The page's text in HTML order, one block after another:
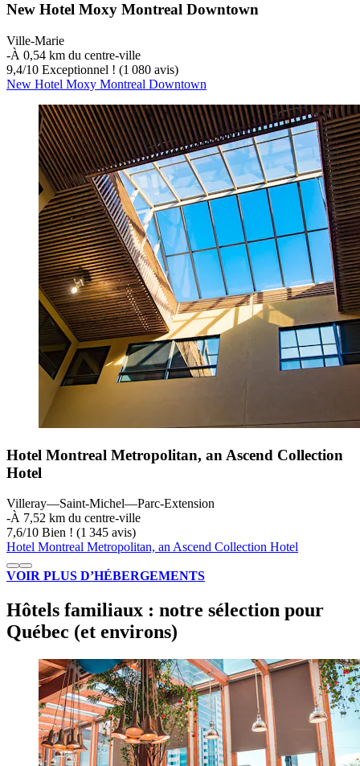
New Hotel Moxy Montreal Downtown
Ville-Marie
‐À 0,54 km du centre-ville
9,4/10 Exceptionnel ! (1 080 avis)
New Hotel Moxy Montreal Downtown
Hotel Montreal Metropolitan, an Ascend Collection
Hotel
Villeray—Saint-Michel—Parc-Extension
‐À 7,52 km du centre-ville
7,6/10 Bien ! (1 345 avis)
Hotel Montreal Metropolitan, an Ascend Collection Hotel
VOIR PLUS D’HÉBERGEMENTS
Hôtels familiaux : notre sélection pour
Québec (et environs)